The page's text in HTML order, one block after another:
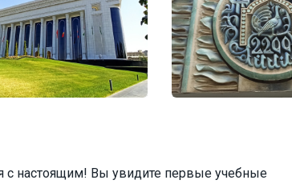
с настоящим! Вы увидите первые учебные